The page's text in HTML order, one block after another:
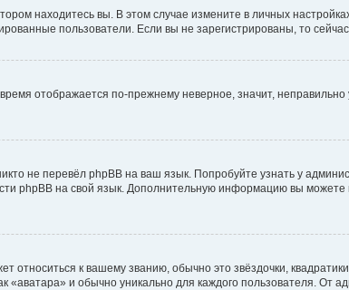
находитесь вы. В этом случае измените в личных
пользователи. Если вы не зарегистрированы, то
отображается по-прежнему неверное, значит,
не перевёл phpBB на ваш язык. Попробуйте узнать у
phpBB на свой язык. Дополнительную информацию вы
относиться к вашему званию, обычно это звёздочки,
и обычно уникально для каждого пользователя. От